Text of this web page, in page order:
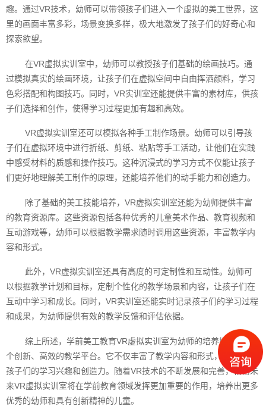
趣。通过VR技术，幼师可以带领孩子们进入一个虚拟的美工世界，这
里的画面丰富多彩，场景变换多样，极大地激发了孩子们的好奇心和
探索欲望。
在VR虚拟实训室中，幼师可以教授孩子们基础的绘画技巧。通
过模拟真实的绘画环境，让孩子们在虚拟空间中自由挥洒颜料，学习
色彩搭配和构图技巧。同时，VR实训室还能提供丰富的素材库，供孩
子们选择和创作，使得学习过程更加有趣和高效。
VR虚拟实训室还可以模拟各种手工制作场景。幼师可以引导孩
子们在虚拟环境中进行折纸、剪纸、粘贴等手工活动，让他们在实践
中感受材料的质感和操作技巧。这种沉浸式的学习方式不仅能让孩子
们更好地理解美工制作的原理，还能培养他们的动手能力和创造力。
除了基础的美工技能培养，VR虚拟实训室还能为幼师提供丰富
的教育资源库。这些资源包括各种优秀的儿童美术作品、教育视频和
互动游戏等，幼师可以根据教学需求随时调用这些资源，丰富教学内
容和形式。
此外，VR虚拟实训室还具有高度的可定制性和互动性。幼师可
以根据教学计划和目标，定制个性化的教学场景和内容，让孩子们在
互动中学习和成长。同时，VR实训室还能实时记录孩子们的学习过程
和成果，为幼师提供有效的教学反馈和评估依据。
综上所述，学前美工教育VR虚拟实训室为幼师的培养提供了一
个创新、高效的教学平台。它不仅丰富了教学内容和形式，还激发了
孩子们的学习兴趣和创造力。随着VR技术的不断发展和完善，相信未
来VR虚拟实训室将在学前教育领域发挥更加重要的作用，培养出更多
优秀的幼师和具有创新精神的儿童。